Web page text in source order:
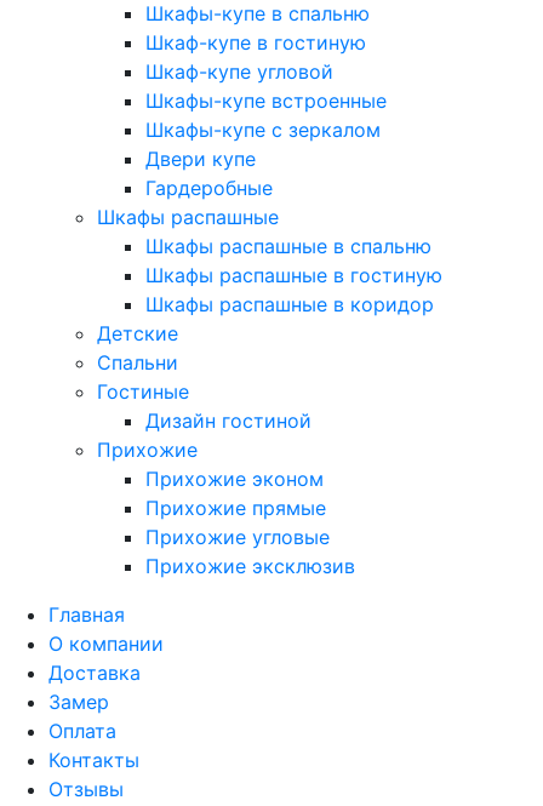
Шкафы-купе в спальню
Шкаф-купе в гостиную
Шкаф-купе угловой
Шкафы-купе встроенные
Шкафы-купе с зеркалом
Двери купе
Гардеробные
Шкафы распашные
Шкафы распашные в спальню
Шкафы распашные в гостиную
Шкафы распашные в коридор
Детские
Спальни
Гостиные
Дизайн гостиной
Прихожие
Прихожие эконом
Прихожие прямые
Прихожие угловые
Прихожие эксклюзив
Главная
О компании
Доставка
Замер
Оплата
Контакты
Отзывы